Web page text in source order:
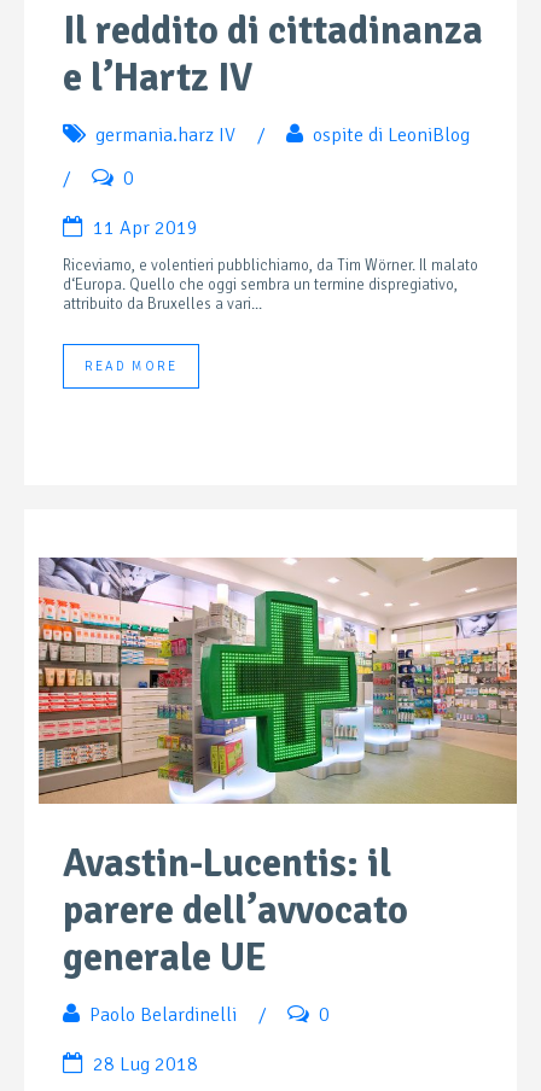
Il reddito di cittadinanza
e l’Hartz IV
germania.harz IV /
ospite di LeoniBlog
/
0
11 Apr 2019
Riceviamo, e volentieri pubblichiamo, da Tim Wörner. Il malato
d‘Europa. Quello che oggi sembra un termine dispregiativo,
attribuito da Bruxelles a vari...
READ MORE
Avastin-Lucentis: il
parere dell’avvocato
generale UE
Paolo Belardinelli / 0
28 Lug 2018